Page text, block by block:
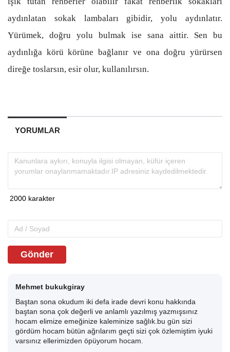
aydınlatan sokak lambaları gibidir, yolu aydınlatır.
Yürümek, doğru yolu bulmak ise sana aittir. Sen bu
aydınlığa körü körüne bağlanır ve ona doğru yürürsen
direğe toslarsın, esir olur, kullanılırsın.
YORUMLAR
Gönder
Mehmet bukukgiray
Baştan sona okudum iki defa irade devri konu hakkında
baştan sona çok değerli ve anlamlı yazılmış yazmışsınız
hocam elimize emeğinize kaleminize sağlık.bu gün sizi
gördüm hocam bütün ağrılarım geçti sizi çok özlemiştim iyuki
varsınız ellerimizden öpüyorum hocam.